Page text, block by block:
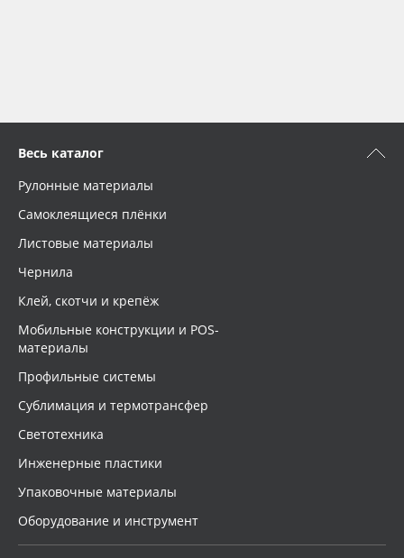
Весь каталог
Рулонные материалы
Самоклеящиеся плёнки
Листовые материалы
Чернила
Клей, скотчи и крепёж
Мобильные конструкции и POS-
материалы
Профильные системы
Сублимация и термотрансфер
Светотехника
Инженерные пластики
Упаковочные материалы
Оборудование и инструмент